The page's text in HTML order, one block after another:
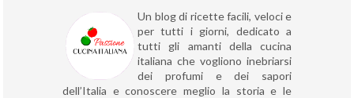
Un blog di ricette facili, veloci e
per tutti i giorni, dedicato a
tutti gli amanti della cucina
italiana che vogliono inebriarsi
dei profumi e dei sapori
dell’Italia e conoscere meglio la storia e le